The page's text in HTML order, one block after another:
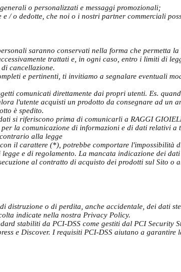
o personalizzati e messaggi promozionali;
/ o dedotte, che noi o i nostri partner commerciali
saranno conservati nella forma che permetta
trattati e, in ogni caso, entro i limiti di
cancellazione.
e pertinenti, ti invitiamo a segnalare eventuali
comunicati direttamente dai propri utenti. Es.
l'utente acquisti un prodotto da consegnare ad un
è spedito.
si riferiscono prima di comunicarli a RAGGI
la comunicazione di informazioni e di dati relativi a
alla legge
il carattere (*), potrebbe comportare l'impossibilità
e di regolamento. La mancata indicazione dei
al contratto di acquisto dei prodotti sul Sito o
o di perdita, anche accidentale, dei dati
indicate nella nostra Privacy Policy.
stabiliti da PCI-DSS come gestiti dal PCI Security
e Discover. I requisiti PCI-DSS aiutano a garantire